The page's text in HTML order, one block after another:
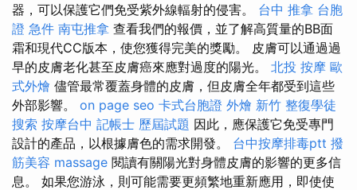
器，可以保護它們免受紫外線輻射的侵害。 台中 推拿 台胞
證 急件 南屯推拿 查看我們的報價，並了解高質量的BB面
霜和現代CC版本，使您獲得完美的獎勵。 皮膚可以通過過
早的皮膚老化甚至皮膚癌來應對過度的陽光。 北投 按摩 歐
式外燴 儘管最常覆蓋身體的皮膚，但皮膚全年都受到這些
外部影響。 on page seo 卡式台胞證 外燴 新竹 整復學徒
搜索 按摩台中 記帳士 歷屆試題 因此，應保護它免受專門
設計的產品，以根據膚色的需求開發。 台中按摩排毒ptt 撥
筋美容 massage 閱讀有關陽光對身體皮膚的影響的更多信
息。 如果您游泳，則可能需要更頻繁地重新應用，即使使